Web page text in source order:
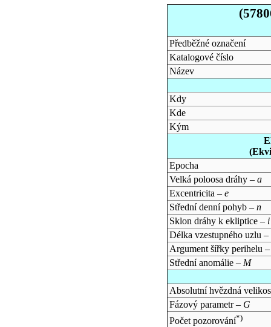
Předběžné označení
Katalogové číslo
Název
Kdy
Kde
Kým
Epocha
Velká poloosa dráhy – a
Excentricita – e
Střední denní pohyb – n
Sklon dráhy k ekliptice – i
Délka vzestupného uzlu –
Argument šířky perihelu
Střední anomálie – M
Absolutní hvězdná
Fázový parametr – G
Počet pozorování*)